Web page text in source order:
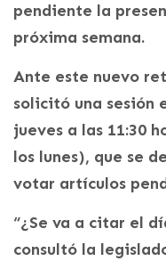
pendiente la
próxima semana.
Ante este nuevo
solicitó una sesión
jueves a las 11:30
los lunes), que se
votar artículos
“¿Se va a citar el
consultó la